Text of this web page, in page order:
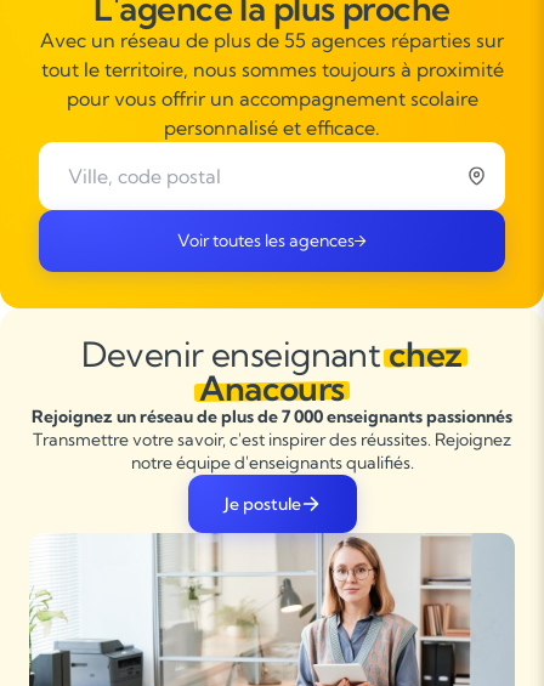
Avec un réseau de plus de 55 agences réparties sur
tout le territoire, nous sommes toujours à proximité
pour vous offrir un accompagnement scolaire
personnalisé et efficace.
Voir toutes les agences
Devenir enseignantchez
Anacours
Rejoignez un réseau de plus de 7 000 enseignants passionnés
Transmettre votre savoir, c'est inspirer des réussites. Rejoignez
notre équipe d'enseignants qualifiés.
Je postule